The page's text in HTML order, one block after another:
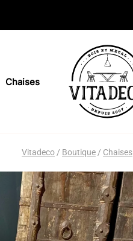
Chaises
Vitadeco / Boutique / Chaises